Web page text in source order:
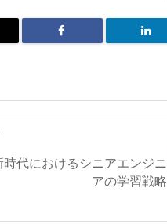
代におけるシニアエンジニ
アの学習戦略